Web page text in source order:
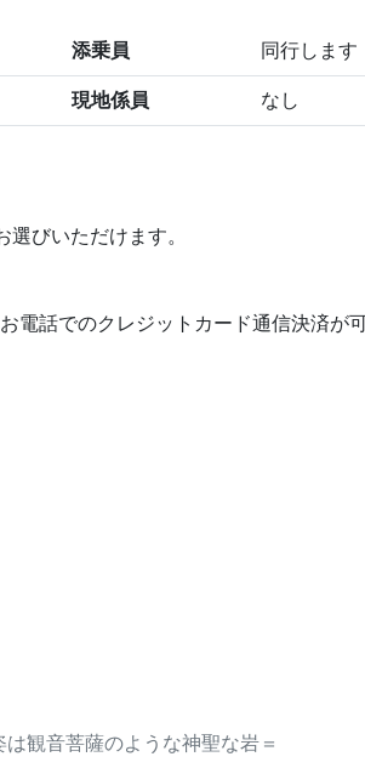
添乗員 同行します
現地係員 なし
びいただけます。
話でのクレジットカード通信決済が可
観音菩薩のような神聖な岩＝